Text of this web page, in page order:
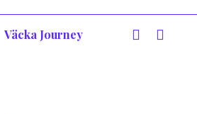
Väcka Journey